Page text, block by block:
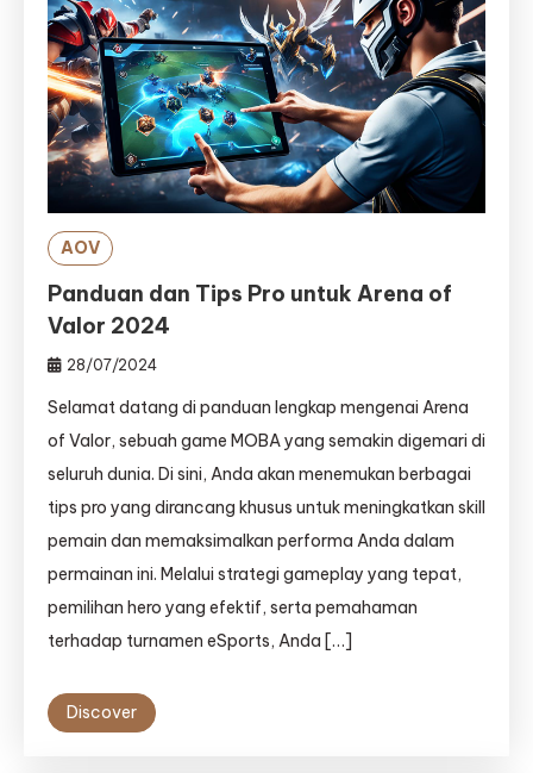
AOV
Panduan dan Tips Pro untuk Arena of
Valor 2024
28/07/2024
Selamat datang di panduan lengkap mengenai Arena
of Valor, sebuah game MOBA yang semakin digemari di
seluruh dunia. Di sini, Anda akan menemukan berbagai
tips pro yang dirancang khusus untuk meningkatkan skill
pemain dan memaksimalkan performa Anda dalam
permainan ini. Melalui strategi gameplay yang tepat,
pemilihan hero yang efektif, serta pemahaman
terhadap turnamen eSports, Anda […]
Discover